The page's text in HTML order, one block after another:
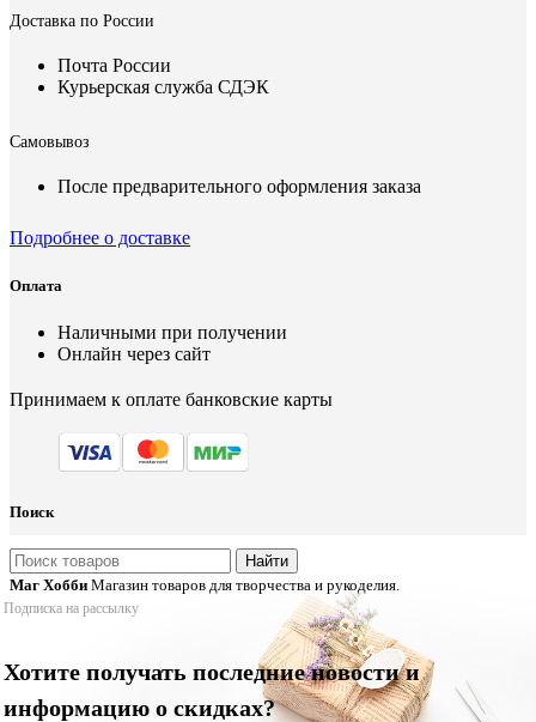
Доставка по России
Почта России
Курьерская служба СДЭК
Самовывоз
После предварительного оформления заказа
Подробнее о доставке
Оплата
Наличными при получении
Онлайн через сайт
Принимаем к оплате банковские карты
Поиск
Найти
Маг Хобби Магазин товаров для творчества и рукоделия.
Подписка на рассылку
Хотите получать последние новости и
информацию о скидках?